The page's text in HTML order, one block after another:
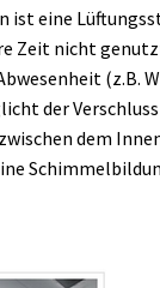
ist eine
Zeit nicht
(z.B.
der
dem